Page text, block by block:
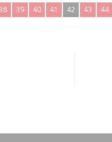
39 40 41 42 43 44